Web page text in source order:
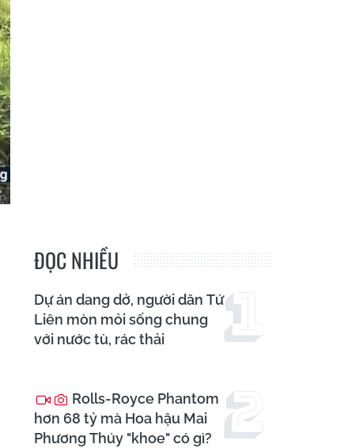
ĐỌC NHIỀU
Dự án dang dở, người dân Tứ
Liên mòn mỏi sống chung
với nước tù, rác thải
Rolls-Royce Phantom
hơn 68 tỷ mà Hoa hậu Mai
Phương Thúy "khoe" có gì?